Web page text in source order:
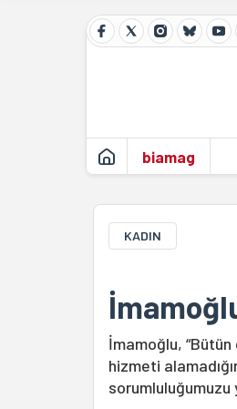
biamag
KADIN
İmamoğlu,
hizmeti